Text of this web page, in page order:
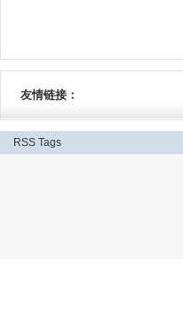
友情链接：
RSS Tags